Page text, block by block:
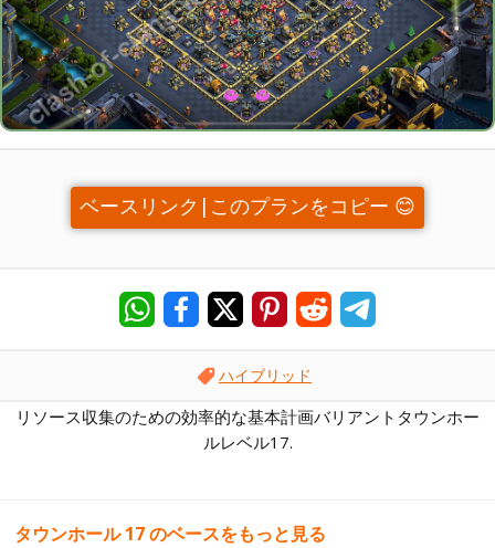
ベースリンク|このプランをコピー 😊
ハイブリッド
リソース収集のための効率的な基本計画バリアントタウンホー
ルレベル17.
タウンホール 17 のベースをもっと見る